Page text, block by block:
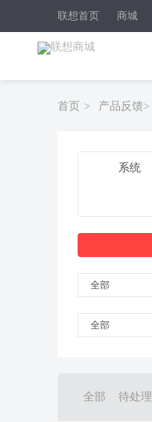
联想首页 商城
首页 > 产品反馈>
系统
全部
全部
全部 待处理